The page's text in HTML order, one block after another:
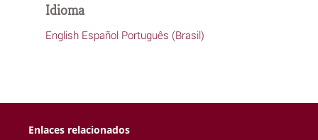
Idioma
English Español Português (Brasil)
Enlaces relacionados